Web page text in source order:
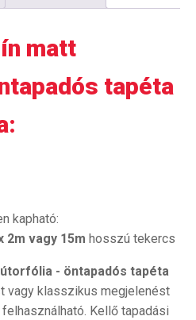
matt
tapéta
kapható:
2m vagy 15m hosszú tekercs
- öntapadós tapéta
vagy klasszikus megjelenést
Kellő tapadási